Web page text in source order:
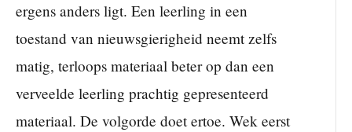
ergens anders ligt. Een leerling in een
toestand van nieuwsgierigheid neemt zelfs
matig, terloops materiaal beter op dan een
verveelde leerling prachtig gepresenteerd
materiaal. De volgorde doet ertoe. Wek eerst